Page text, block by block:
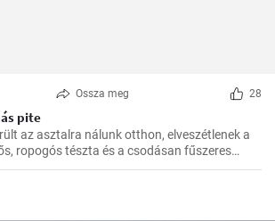
Ossza meg 28
pite
az asztalra nálunk otthon, elveszétlenek a
ropogós tészta és a csodásan fűszeres
hazaértem, és már messziről éreztem
illatát. Itt az ideje hát, hogy megosszam
receptet.